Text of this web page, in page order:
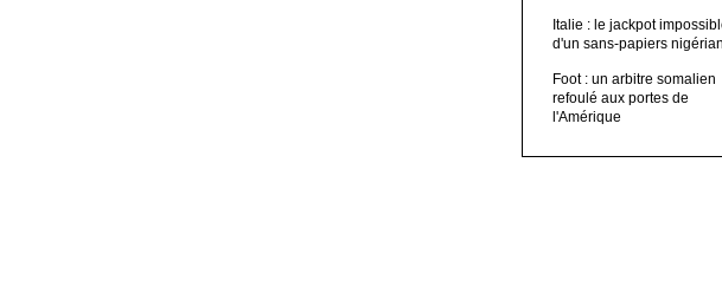
Italie : le jackpot
d'un sans-papiers nigérian
Foot : un arbitre somalien
refoulé aux portes de
l'Amérique